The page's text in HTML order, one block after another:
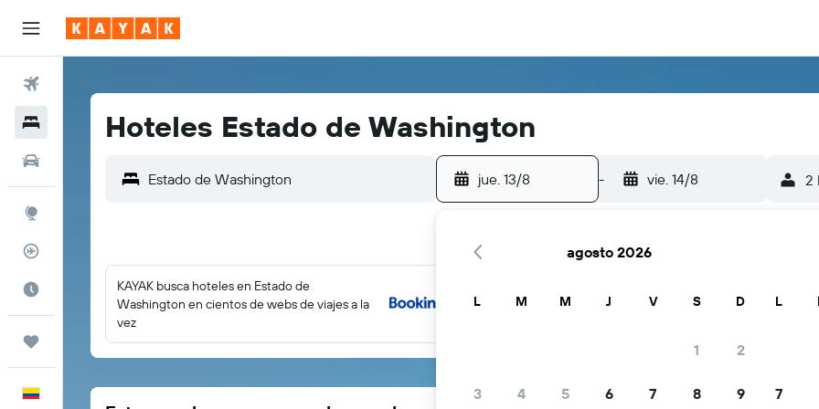
Hoteles
Español
Hoteles Estado de Washington
jue. 13/8 - vie. 14/8 2
KAYAK busca hoteles en Estado de
Washington en cientos de webs de viajes a la
vez
agosto 2026
L M M J V S D
1 2
3 4 5 6 7 8 9
L
7